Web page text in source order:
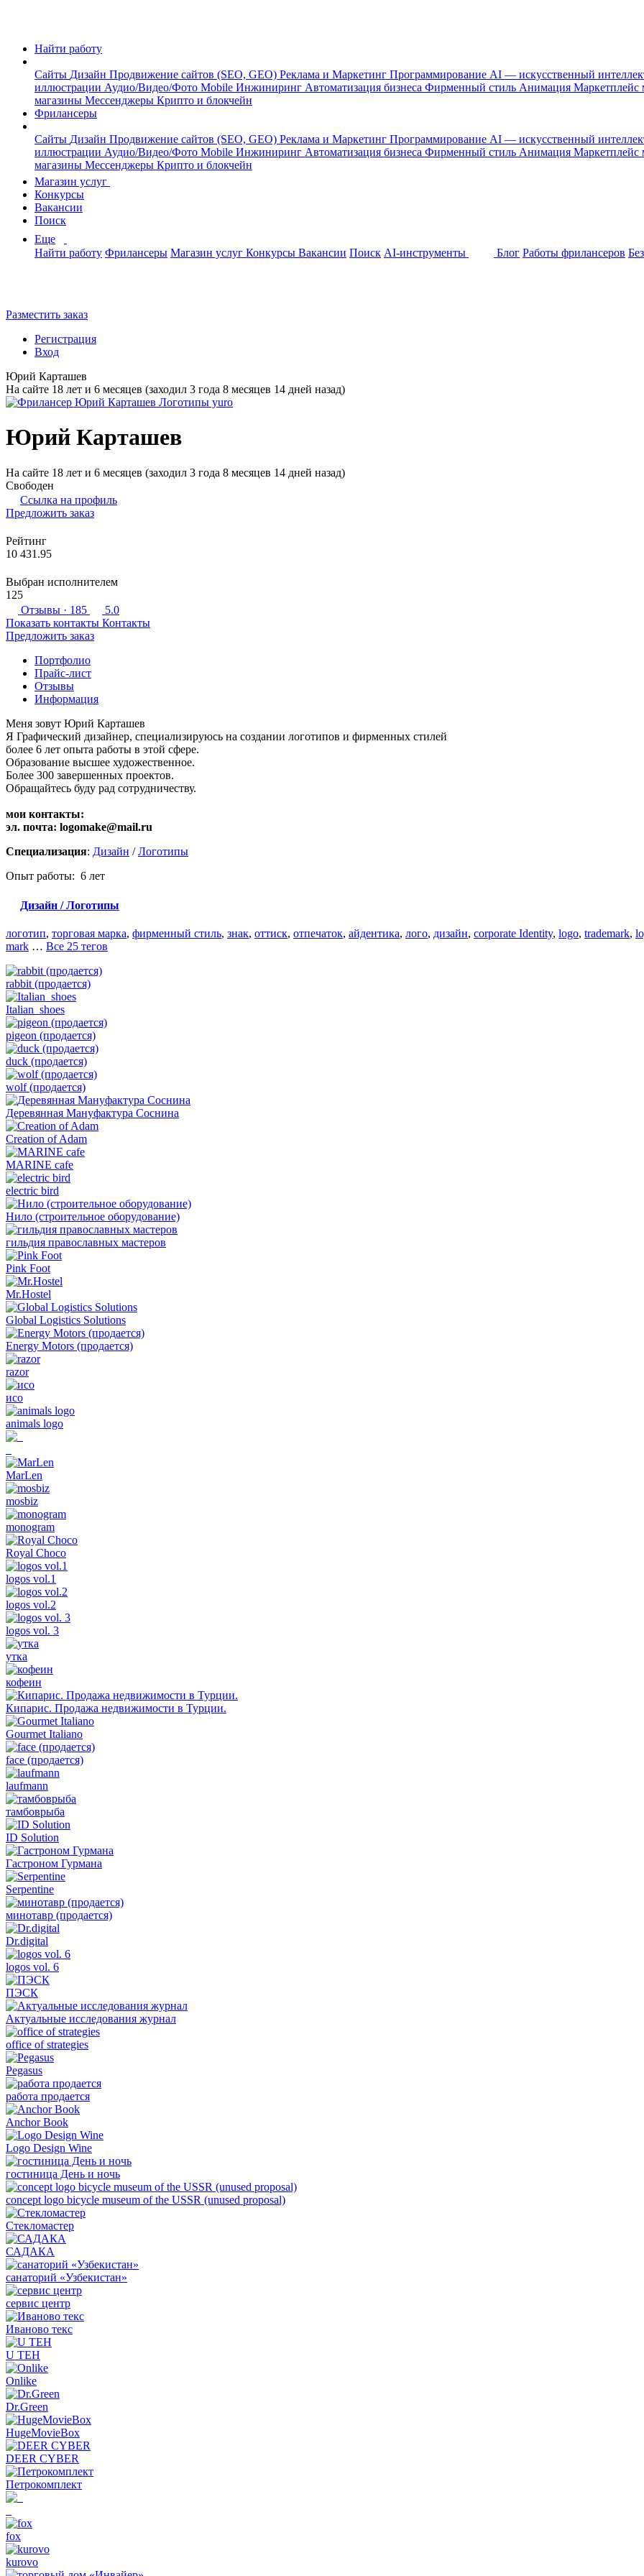
Найти работу
Сайты Дизайн Продвижение сайтов (SEO, GEO) Реклама и Маркетинг Программирование AI — искусственный
иллюстрации Аудио/Видео/Фото Mobile Инжиниринг Автоматизация бизнеса Фирменный стиль Анимация Маркетплейс
магазины Мессенджеры Крипто и блокчейн
Фрилансеры
Сайты Дизайн Продвижение сайтов (SEO, GEO) Реклама и Маркетинг Программирование AI — искусственный
иллюстрации Аудио/Видео/Фото Mobile Инжиниринг Автоматизация бизнеса Фирменный стиль Анимация Маркетплейс
магазины Мессенджеры Крипто и блокчейн
Магазин услуг
Конкурсы
Вакансии
Поиск
Еще
Найти работу Фрилансеры Магазин услуг Конкурсы Вакансии Поиск AI-инструменты Блог Работы фрилансеров
Разместить заказ
Регистрация
Вход
Юрий Карташев
На сайте 18 лет и 6 месяцев (заходил 3 года 8 месяцев 14 дней назад)
Юрий Карташев
На сайте 18 лет и 6 месяцев (заходил 3 года 8 месяцев 14 дней назад)
Свободен
Ссылка на профиль
Предложить заказ
Рейтинг
10 431.95
Выбран исполнителем
125
Отзывы · 185
5.0
Показать контакты Контакты
Предложить заказ
Портфолио
Прайс-лист
Отзывы
Информация
Меня зовут Юрий Карташев
Я Графический дизайнер, специализируюсь на создании логотипов и фирменных стилей
более 6 лет опыта работы в этой сфере.
Образование высшее художественное.
Более 300 завершенных проектов.
Обращайтесь буду рад сотрудничеству.
мои контакты:
эл. почта: logomake@mail.ru
Специализация: Дизайн /Логотипы
Опыт работы: 6 лет
Дизайн / Логотипы
логотип, торговая марка, фирменный стиль, знак, оттиск, отпечаток, айдентика, лого, дизайн, corporate Identity, logo, trademark,
mark … Все 25 тегов
rabbit (продается)
Italian_shoes
pigeon (продается)
duck (продается)
wolf (продается)
Деревянная Мануфактура Соснина
Creation of Adam
MARINE cafe
electric bird
Нило (строительное оборудование)
гильдия православных мастеров
Pink Foot
Мr.Hostel
Global Logistics Solutions
Energy Motors (продается)
razor
исо
animals logo
MarLen
mosbiz
monogram
Royal Choco
logos vol.1
logos vol.2
logos vol. 3
утка
кофеин
Кипарис. Продажа недвижимости в Турции.
Gourmet Italiano
face (продается)
laufmann
тамбоврыба
ID Solution
Гастроном Гурмана
Serpentine
минотавр (продается)
Dr.digital
logos vol. 6
ПЭСК
Актуальные исследования журнал
office of strategies
Pegasus
работа продается
Anchor Book
Logo Design Wine
гостиница День и ночь
concept logo bicycle museum of the USSR (unused proposal)
Стекломастер
САДАКА
санаторий «Узбекистан»
сервис центр
Иваново текс
U TEH
Onlike
Dr.Green
HugeMovieBox
DEER CYBER
Петрокомплект
fox
kurovo